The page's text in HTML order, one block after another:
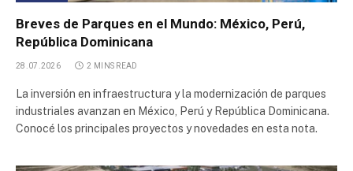
Zona Franca Zapala
Parque Industrial Contagem
Parque Industrial Villa El Salvador
Breves de Parques en el Mundo: México, Perú,
República Dominicana
28.07.2026 2 MINS READ
La inversión en infraestructura y la modernización de parques
industriales avanzan en México, Perú y República Dominicana.
Conocé los principales proyectos y novedades en esta nota.